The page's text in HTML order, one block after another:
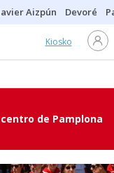
Aizpún Devoré
Kiosko
de Pamplona